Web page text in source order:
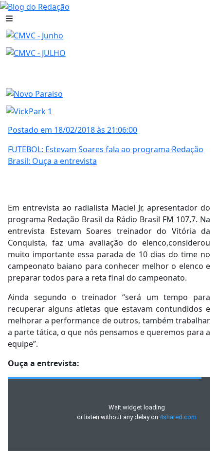
Postado em 18/02/2018 às 21:06:00
FUTEBOL: Estevam Soares fala ao programa Redação
Brasil: Ouça a entrevista
Em entrevista ao radialista Maciel Jr, apresentador do
programa Redação Brasil da Rádio Brasil FM 107,7. Na
entrevista Estevam Soares treinador do Vitória da
Conquista, faz uma avaliação do elenco,considerou
muito importante essa parada de 10 dias do time no
campeonato baiano para conhecer melhor o elenco e
preparar todos para a reta final do campeonato.
Ainda segundo o treinador “será um tempo para
recuperar alguns atletas que estavam contundidos e
melhorar a performance de outros, também trabalhar
a parte tática, o que nós pensamos e queremos para a
equipe”.
Ouça a entrevista: